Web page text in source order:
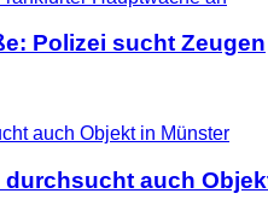
Polizei sucht Zeugen
auch